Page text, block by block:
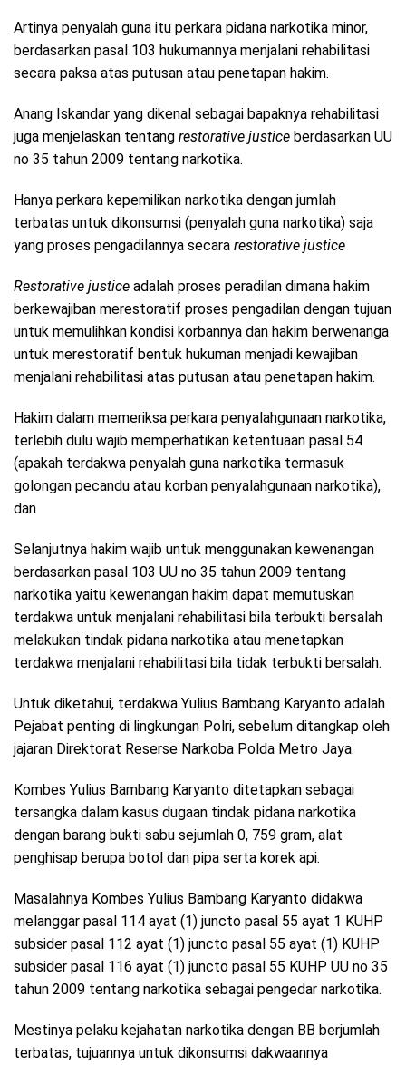
Artinya penyalah guna itu perkara pidana narkotika minor,
berdasarkan pasal 103 hukumannya menjalani rehabilitasi
secara paksa atas putusan atau penetapan hakim.
Anang Iskandar yang dikenal sebagai bapaknya rehabilitasi
juga menjelaskan tentang restorative justice berdasarkan UU
no 35 tahun 2009 tentang narkotika.
Hanya perkara kepemilikan narkotika dengan jumlah
terbatas untuk dikonsumsi (penyalah guna narkotika) saja
yang proses pengadilannya secara restorative justice
Restorative justice adalah proses peradilan dimana hakim
berkewajiban merestoratif proses pengadilan dengan tujuan
untuk memulihkan kondisi korbannya dan hakim berwenanga
untuk merestoratif bentuk hukuman menjadi kewajiban
menjalani rehabilitasi atas putusan atau penetapan hakim.
Hakim dalam memeriksa perkara penyalahgunaan narkotika,
terlebih dulu wajib memperhatikan ketentuaan pasal 54
(apakah terdakwa penyalah guna narkotika termasuk
golongan pecandu atau korban penyalahgunaan narkotika),
dan
Selanjutnya hakim wajib untuk menggunakan kewenangan
berdasarkan pasal 103 UU no 35 tahun 2009 tentang
narkotika yaitu kewenangan hakim dapat memutuskan
terdakwa untuk menjalani rehabilitasi bila terbukti bersalah
melakukan tindak pidana narkotika atau menetapkan
terdakwa menjalani rehabilitasi bila tidak terbukti bersalah.
Untuk diketahui, terdakwa Yulius Bambang Karyanto adalah
Pejabat penting di lingkungan Polri, sebelum ditangkap oleh
jajaran Direktorat Reserse Narkoba Polda Metro Jaya.
Kombes Yulius Bambang Karyanto ditetapkan sebagai
tersangka dalam kasus dugaan tindak pidana narkotika
dengan barang bukti sabu sejumlah 0, 759 gram, alat
penghisap berupa botol dan pipa serta korek api.
Masalahnya Kombes Yulius Bambang Karyanto didakwa
melanggar pasal 114 ayat (1) juncto pasal 55 ayat 1 KUHP
subsider pasal 112 ayat (1) juncto pasal 55 ayat (1) KUHP
subsider pasal 116 ayat (1) juncto pasal 55 KUHP UU no 35
tahun 2009 tentang narkotika sebagai pengedar narkotika.
Mestinya pelaku kejahatan narkotika dengan BB berjumlah
terbatas, tujuannya untuk dikonsumsi dakwaannya